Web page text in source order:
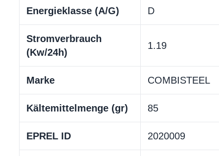
Energieklasse (A/G) D
Stromverbrauch
(Kw/24h)
1.19
Marke COMBISTEEL
Kältemittelmenge (gr) 85
EPREL ID 2020009